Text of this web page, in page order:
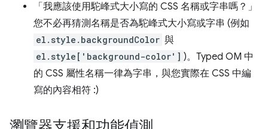
「我應該使用駝峰式大小寫的 CSS 名稱或字串嗎？」
您不必再猜測名稱是否為駝峰式大小寫或字串 (例如
el.style.backgroundColor 與
el.style['background-color'] )。Typed OM 中
的 CSS 屬性名稱一律為字串，與您實際在 CSS 中編
寫的內容相符 :)